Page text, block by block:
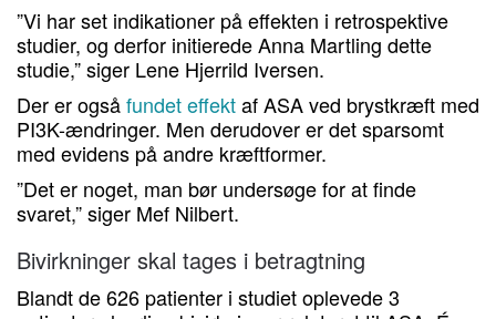
”Vi har set indikationer på effekten i retrospektive
studier, og derfor initierede Anna Martling dette
studie,” siger Lene Hjerrild Iversen.
Der er ogsåfundet effektaf ASA ved brystkræft med
PI3K-ændringer. Men derudover er det sparsomt
med evidens på andre kræftformer.
”Det er noget, man bør undersøge for at finde
svaret,” siger Mef Nilbert.
Bivirkninger skal tages i betragtning
Blandt de 626 patienter i studiet oplevede 3